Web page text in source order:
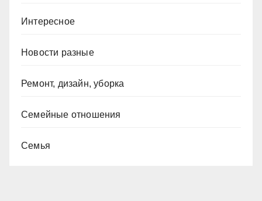
Интересное
Новости разные
Ремонт, дизайн, уборка
Семейные отношения
Семья